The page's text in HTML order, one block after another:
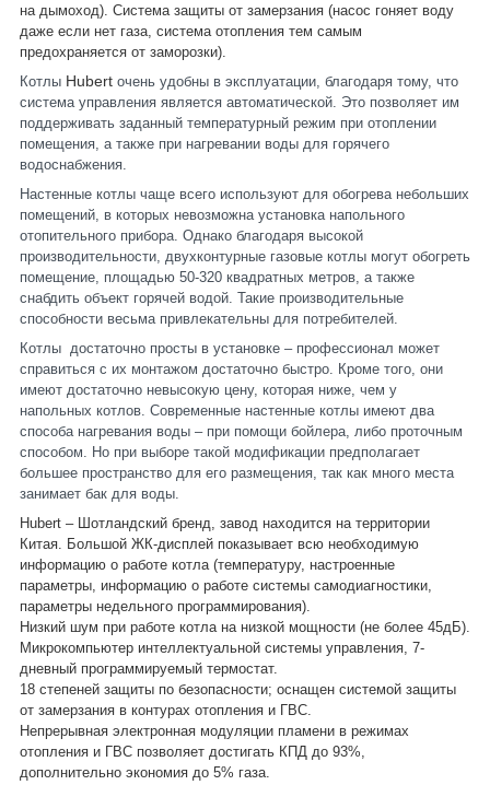
на дымоход). Система защиты от замерзания (насос гоняет воду
даже если нет газа, система отопления тем самым
предохраняется от заморозки).
Котлы Hubert очень удобны в эксплуатации, благодаря тому, что
система управления является автоматической. Это позволяет им
поддерживать заданный температурный режим при отоплении
помещения, а также при нагревании воды для горячего
водоснабжения.
Настенные котлы чаще всего используют для обогрева небольших
помещений, в которых невозможна установка напольного
отопительного прибора. Однако благодаря высокой
производительности, двухконтурные газовые котлы могут обогреть
помещение, площадью 50-320 квадратных метров, а также
снабдить объект горячей водой. Такие производительные
способности весьма привлекательны для потребителей.
Котлы достаточно просты в установке – профессионал может
справиться с их монтажом достаточно быстро. Кроме того, они
имеют достаточно невысокую цену, которая ниже, чем у
напольных котлов. Современные настенные котлы имеют два
способа нагревания воды – при помощи бойлера, либо проточным
способом. Но при выборе такой модификации предполагает
большее пространство для его размещения, так как много места
занимает бак для воды.
Hubert – Шотландский бренд, завод находится на территории
Китая. Большой ЖК-дисплей показывает всю необходимую
информацию о работе котла (температуру, настроенные
параметры, информацию о работе системы самодиагностики,
параметры недельного программирования).
Низкий шум при работе котла на низкой мощности (не более 45дБ).
Микрокомпьютер интеллектуальной системы управления, 7-
дневный программируемый термостат.
18 степеней защиты по безопасности; оснащен системой защиты
от замерзания в контурах отопления и ГВС.
Непрерывная электронная модуляции пламени в режимах
отопления и ГВС позволяет достигать КПД до 93%,
дополнительно экономия до 5% газа.